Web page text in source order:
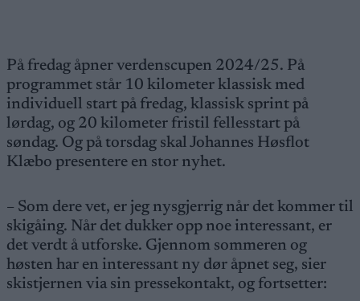
På fredag åpner verdenscupen 2024/25. På
programmet står 10 kilometer klassisk med
individuell start på fredag, klassisk sprint på
lørdag, og 20 kilometer fristil fellesstart på
søndag. Og på torsdag skal Johannes Høsflot
Klæbo presentere en stor nyhet.
– Som dere vet, er jeg nysgjerrig når det kommer til
skigåing. Når det dukker opp noe interessant, er
det verdt å utforske. Gjennom sommeren og
høsten har en interessant ny dør åpnet seg, sier
skistjernen via sin pressekontakt, og fortsetter: